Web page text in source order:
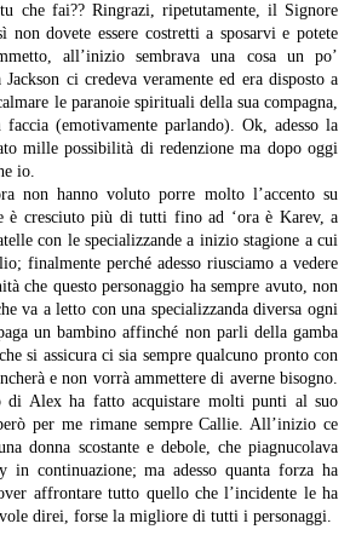
che fai?? Ringrazi, ripetutamente, il Signore
non dovete essere costretti a sposarvi e potete
all’inizio sembrava una cosa un po’
ci credeva veramente ed era disposto a
le paranoie spirituali della sua compagna,
(emotivamente parlando). Ok, adesso la
mille possibilità di redenzione ma dopo oggi
io.
non hanno voluto porre molto l’accento su
è cresciuto più di tutti fino ad ‘ora è Karev, a
con le specializzande a inizio stagione a cui
finalmente perché adesso riusciamo a vedere
che questo personaggio ha sempre avuto, non
va a letto con una specializzanda diversa ogni
un bambino affinché non parli della gamba
si assicura ci sia sempre qualcuno pronto con
e non vorrà ammettere di averne bisogno.
di Alex ha fatto acquistare molti punti al suo
per me rimane sempre Callie. All’inizio ce
donna scostante e debole, che piagnucolava
in continuazione; ma adesso quanta forza ha
affrontare tutto quello che l’incidente le ha
direi, forse la migliore di tutti i personaggi.